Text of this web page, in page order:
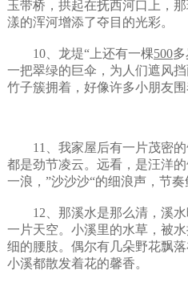
玉带桥，拱起在抚西河口上，
漾的浑河增添了夺目的光彩。
10、龙堤“上还有一棵500多
一把翠绿的巨伞，为人们遮风
竹子簇拥着，好像许多小朋友
11、我家屋后有一片茂密的
都是劲节凌云。远看，是汪洋
一浪，”沙沙沙“的细浪声，节奏
12、那溪水是那么清，溪水
一片天空。小溪里的水草，被
细的腰肢。偶尔有几朵野花飘
小溪都散发着花的馨香。